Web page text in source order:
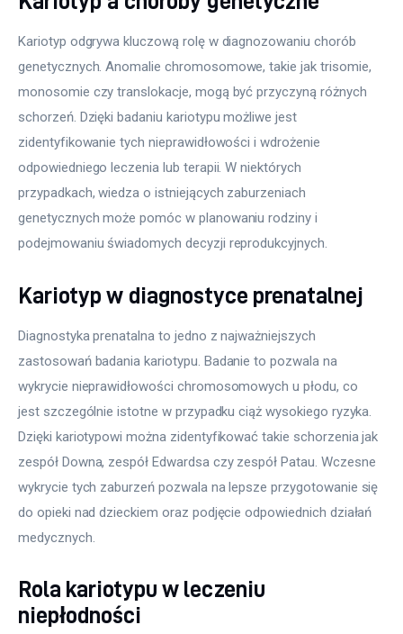
Kariotyp odgrywa kluczową rolę w diagnozowaniu chorób
genetycznych. Anomalie chromosomowe, takie jak trisomie,
monosomie czy translokacje, mogą być przyczyną różnych
schorzeń. Dzięki badaniu kariotypu możliwe jest
zidentyfikowanie tych nieprawidłowości i wdrożenie
odpowiedniego leczenia lub terapii. W niektórych
przypadkach, wiedza o istniejących zaburzeniach
genetycznych może pomóc w planowaniu rodziny i
podejmowaniu świadomych decyzji reprodukcyjnych.
Kariotyp w diagnostyce prenatalnej
Diagnostyka prenatalna to jedno z najważniejszych
zastosowań badania kariotypu. Badanie to pozwala na
wykrycie nieprawidłowości chromosomowych u płodu, co
jest szczególnie istotne w przypadku ciąż wysokiego ryzyka.
Dzięki kariotypowi można zidentyfikować takie schorzenia jak
zespół Downa, zespół Edwardsa czy zespół Patau. Wczesne
wykrycie tych zaburzeń pozwala na lepsze przygotowanie się
do opieki nad dzieckiem oraz podjęcie odpowiednich działań
medycznych.
Rola kariotypu w leczeniu
niepłodności